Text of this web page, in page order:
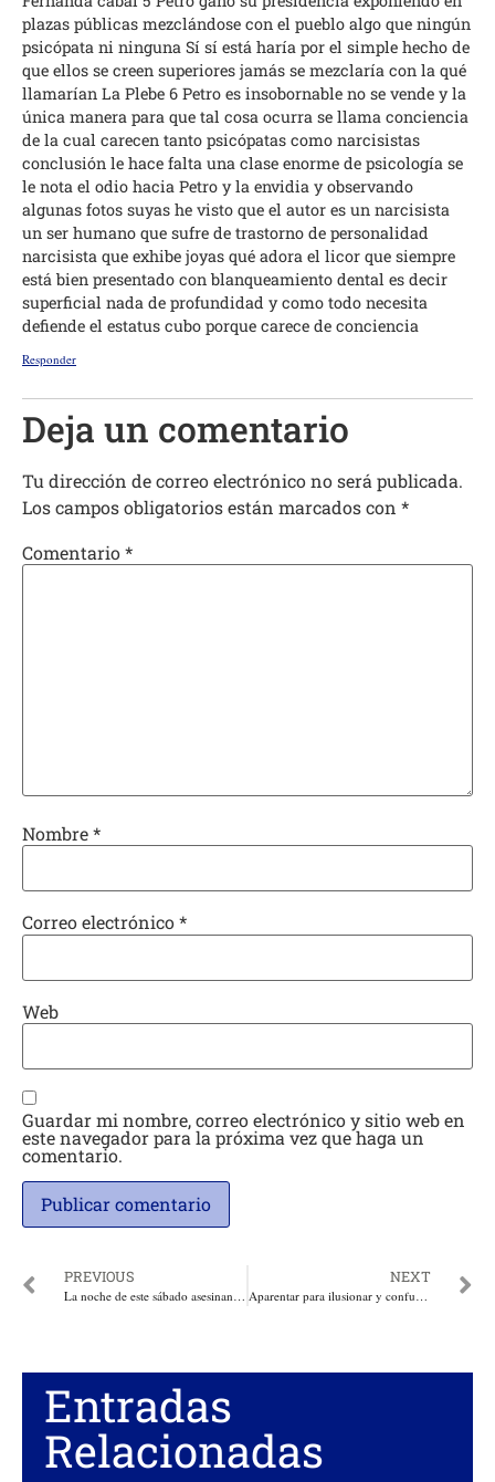
plazas públicas mezclándose con el pueblo algo que ningún
psicópata ni ninguna Sí sí está haría por el simple hecho de
que ellos se creen superiores jamás se mezclaría con la qué
llamarían La Plebe 6 Petro es insobornable no se vende y la
única manera para que tal cosa ocurra se llama conciencia
de la cual carecen tanto psicópatas como narcisistas
conclusión le hace falta una clase enorme de psicología se
le nota el odio hacia Petro y la envidia y observando
algunas fotos suyas he visto que el autor es un narcisista
un ser humano que sufre de trastorno de personalidad
narcisista que exhibe joyas qué adora el licor que siempre
está bien presentado con blanqueamiento dental es decir
superficial nada de profundidad y como todo necesita
defiende el estatus cubo porque carece de conciencia
Responder
Deja un comentario
Tu dirección de correo electrónico no será publicada.
Los campos obligatorios están marcados con *
Comentario*
Nombre*
Correo electrónico*
Web
Guardar mi nombre, correo electrónico y sitio web en
este navegador para la próxima vez que haga un
comentario.
PREVIOUS
La noche de este sábado asesinan de dos impactos de bala a un Policía en Niquía, Bello, Antioquia
NEXT
Aparentar para ilusionar y confundir. Por: Ariel Peña
Entradas
Relacionadas